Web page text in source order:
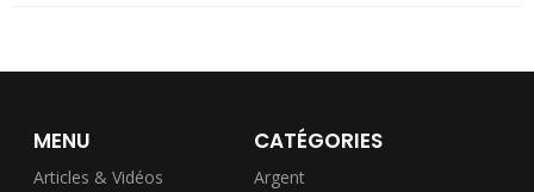
MENU
Articles & Vidéos
CATÉGORIES
Argent